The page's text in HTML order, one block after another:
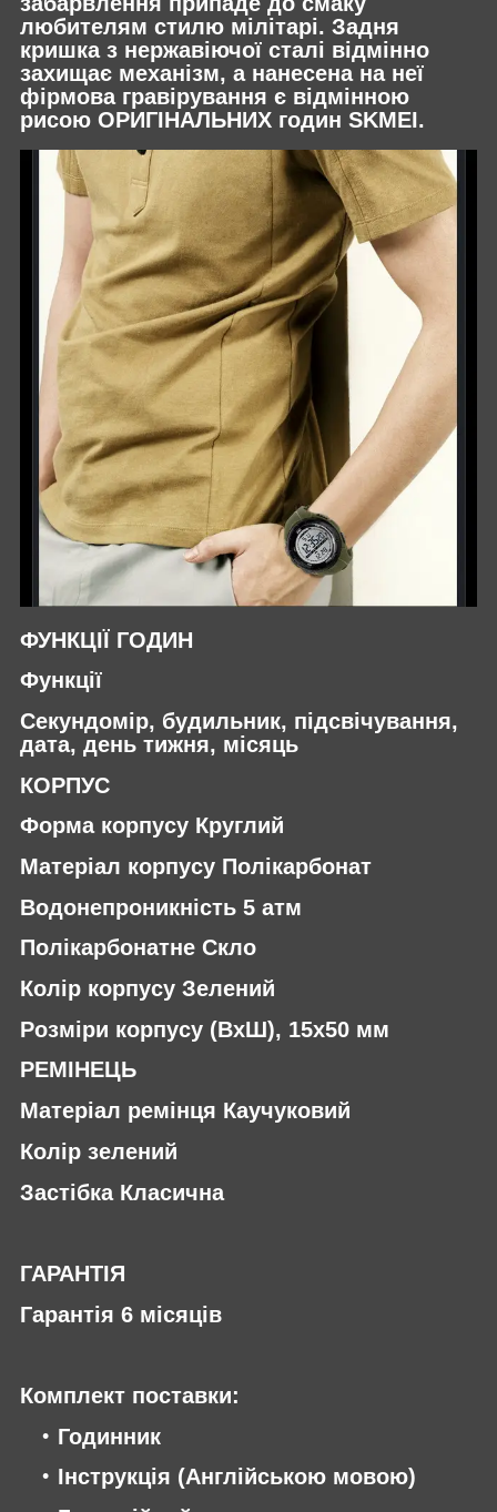
любителям стилю мілітарі. Задня
кришка з нержавіючої сталі відмінно
захищає механізм, а нанесена на неї
фірмова гравірування є відмінною
рисою ОРИГІНАЛЬНИХ годин SKMEI.
ФУНКЦІЇ ГОДИН
Функції
Секундомір, будильник, підсвічування,
дата, день тижня, місяць
КОРПУС
Форма корпусу Круглий
Матеріал корпусу Полікарбонат
Водонепроникність 5 атм
Полікарбонатне Скло
Колір корпусу Зелений
Розміри корпусу (ВхШ), 15х50 мм
РЕМІНЕЦЬ
Матеріал ремінця Каучуковий
Колір зелений
Застібка Класична
ГАРАНТІЯ
Гарантія 6 місяців
Комплект поставки:
Годинник
Інструкція (Англійською мовою)